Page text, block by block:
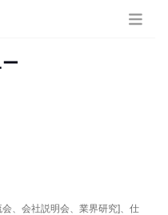
、会社説明会、業界研究]、仕